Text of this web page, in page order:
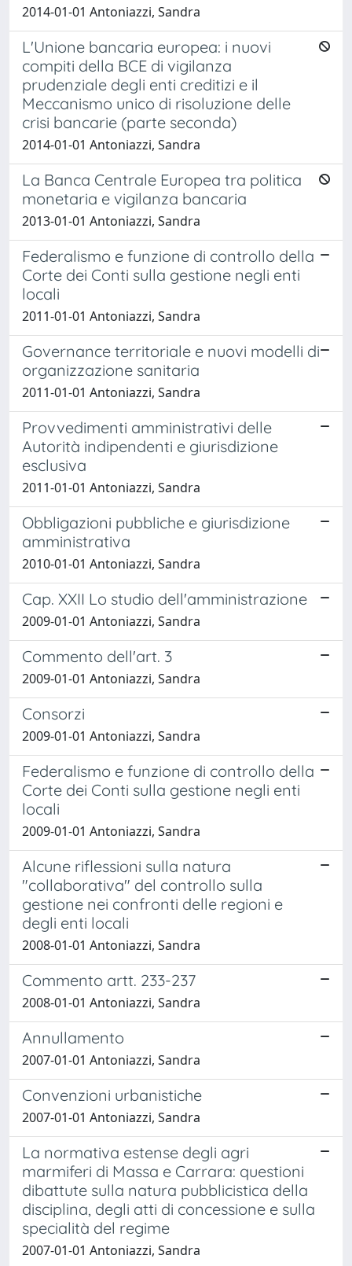
2014-01-01 Antoniazzi, Sandra
L'Unione bancaria europea: i nuovi
compiti della BCE di vigilanza
prudenziale degli enti creditizi e il
Meccanismo unico di risoluzione delle
crisi bancarie (parte seconda)
2014-01-01 Antoniazzi, Sandra
La Banca Centrale Europea tra politica
monetaria e vigilanza bancaria
2013-01-01 Antoniazzi, Sandra
Federalismo e funzione di controllo della
Corte dei Conti sulla gestione negli enti
locali
2011-01-01 Antoniazzi, Sandra
Governance territoriale e nuovi modelli di
organizzazione sanitaria
2011-01-01 Antoniazzi, Sandra
Provvedimenti amministrativi delle
Autorità indipendenti e giurisdizione
esclusiva
2011-01-01 Antoniazzi, Sandra
Obbligazioni pubbliche e giurisdizione
amministrativa
2010-01-01 Antoniazzi, Sandra
Cap. XXII Lo studio dell'amministrazione
2009-01-01 Antoniazzi, Sandra
Commento dell'art. 3
2009-01-01 Antoniazzi, Sandra
Consorzi
2009-01-01 Antoniazzi, Sandra
Federalismo e funzione di controllo della
Corte dei Conti sulla gestione negli enti
locali
2009-01-01 Antoniazzi, Sandra
Alcune riflessioni sulla natura
"collaborativa" del controllo sulla
gestione nei confronti delle regioni e
degli enti locali
2008-01-01 Antoniazzi, Sandra
Commento artt. 233-237
2008-01-01 Antoniazzi, Sandra
Annullamento
2007-01-01 Antoniazzi, Sandra
Convenzioni urbanistiche
2007-01-01 Antoniazzi, Sandra
La normativa estense degli agri
marmiferi di Massa e Carrara: questioni
dibattute sulla natura pubblicistica della
disciplina, degli atti di concessione e sulla
specialità del regime
2007-01-01 Antoniazzi, Sandra